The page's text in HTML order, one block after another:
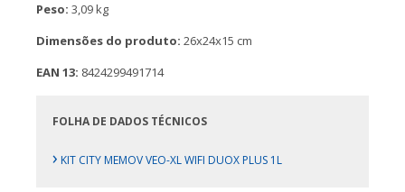
Peso: 3,09 kg
Dimensões do produto: 26x24x15 cm
EAN 13: 8424299491714
FOLHA DE DADOS TÉCNICOS
› KIT CITY MEMOV VEO-XL WIFI DUOX PLUS 1L